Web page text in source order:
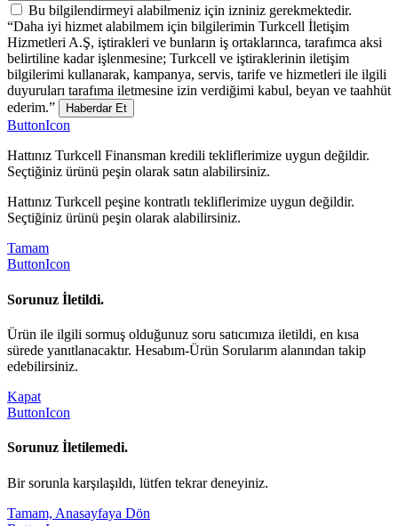
Bu bilgilendirmeyi alabilmeniz için izniniz gerekmektedir.
“Daha iyi hizmet alabilmem için bilgilerimin Turkcell İletişim
Hizmetleri A.Ş, iştirakleri ve bunların iş ortaklarınca, tarafımca aksi
belirtiline kadar işlenmesine; Turkcell ve iştiraklerinin iletişim
bilgilerimi kullanarak, kampanya, servis, tarife ve hizmetleri ile ilgili
duyuruları tarafıma iletmesine izin verdiğimi kabul, beyan ve taahhüt
ederim.”
Haberdar Et
ButtonIcon
Hattınız Turkcell Finansman kredili tekliflerimize uygun değildir.
Seçtiğiniz ürünü peşin olarak satın alabilirsiniz.
Hattınız Turkcell peşine kontratlı tekliflerimize uygun değildir.
Seçtiğiniz ürünü peşin olarak alabilirsiniz.
Tamam
ButtonIcon
Sorunuz İletildi.
Ürün ile ilgili sormuş olduğunuz soru satıcımıza iletildi, en kısa
sürede yanıtlanacaktır. Hesabım-Ürün Sorularım alanından takip
edebilirsiniz.
Kapat
ButtonIcon
Sorunuz İletilemedi.
Bir sorunla karşılaşıldı, lütfen tekrar deneyiniz.
Tamam, Anasayfaya Dön